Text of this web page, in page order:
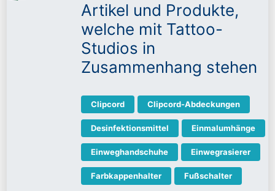
Artikel und Produkte,
welche mit Tattoo-
Studios in
Zusammenhang stehen
Clipcord Clipcord-Abdeckungen
Desinfektionsmittel Einmalumhänge
Einweghandschuhe Einwegrasierer
Farbkappenhalter Fußschalter